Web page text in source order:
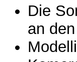
Die
an